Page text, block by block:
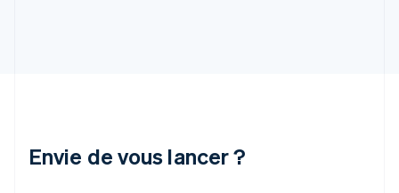
Envie de vous lancer ?
日本語 English